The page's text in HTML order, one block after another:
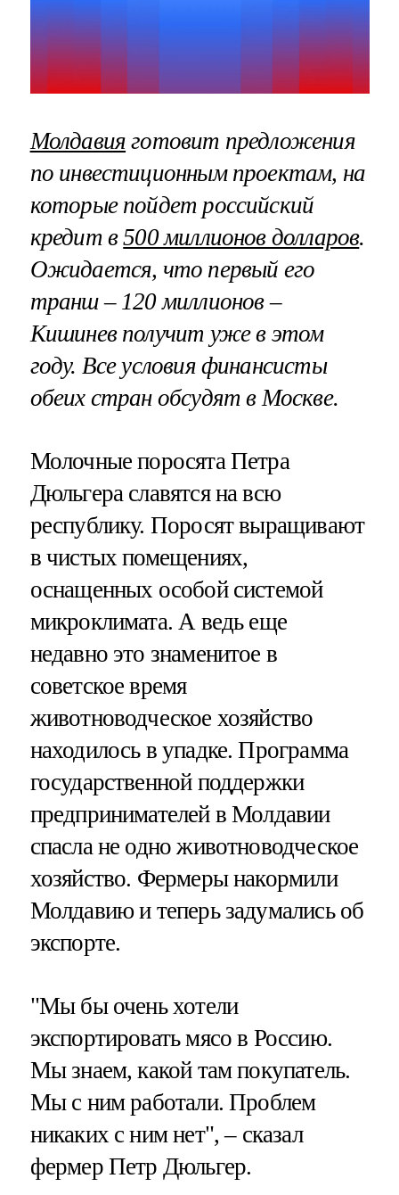
Молдавия готовит предложения
по инвестиционным проектам, на
которые пойдет российский
кредит в500 миллионов долларов.
Ожидается, что первый его
транш – 120 миллионов –
Кишинев получит уже в этом
году. Все условия финансисты
обеих стран обсудят в Москве.
Молочные поросята Петра
Дюльгера славятся на всю
республику. Поросят выращивают
в чистых помещениях,
оснащенных особой системой
микроклимата. А ведь еще
недавно это знаменитое в
советское время
животноводческое хозяйство
находилось в упадке. Программа
государственной поддержки
предпринимателей в Молдавии
спасла не одно животноводческое
хозяйство. Фермеры накормили
Молдавию и теперь задумались об
экспорте.
"Мы бы очень хотели
экспортировать мясо в Россию.
Мы знаем, какой там покупатель.
Мы с ним работали. Проблем
никаких с ним нет", – сказал
фермер Петр Дюльгер.